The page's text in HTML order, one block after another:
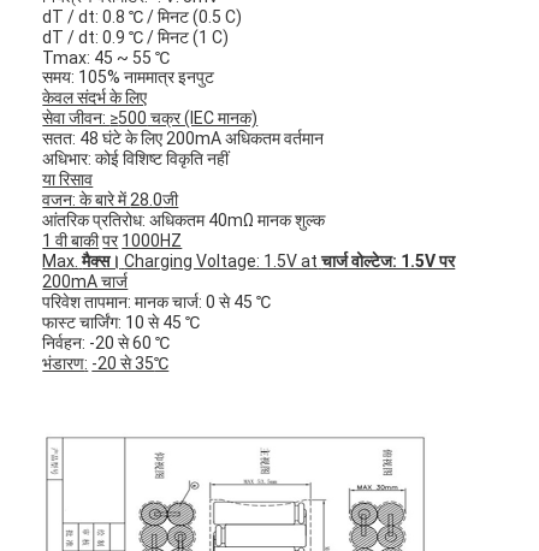
dT / dt: 0.8 ℃ / मिनट (0.5 C)
dT / dt: 0.9 ℃ / मिनट (1 C)
Tmax: 45 ~ 55 ℃
समय: 105% नाममात्र इनपुट
केवल संदर्भ के लिए
सेवा जीवन: ≥500 चक्र (IEC मानक)
सतत: 48 घंटे के लिए 200mA अधिकतम वर्तमान
अधिभार: कोई विशिष्ट विकृति नहीं
या रिसाव
वजन: के बारे में28.0जी
आंतरिक प्रतिरोध: अधिकतम 40mΩ मानक शुल्क
1 वी बाकीपर 1000HZ
Max. मैक्स। Charging Voltage: 1.5V at चार्ज वोल्टेज: 1.5V पर
200mA चार्ज
परिवेश तापमान: मानक चार्ज: 0 से 45 ℃
फास्ट चार्जिंग: 10 से 45 ℃
निर्वहन: -20 से 60 ℃
भंडारण: -20 से 35℃